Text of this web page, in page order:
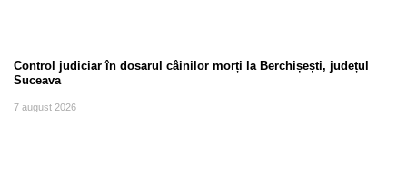
Control judiciar în dosarul câinilor morți la Berchișești, județul
Suceava
7 august 2026